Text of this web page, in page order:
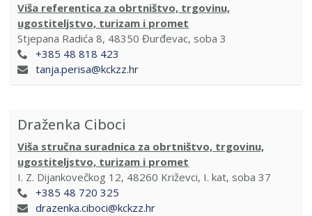
Viša referentica za obrtništvo, trgovinu,
ugostiteljstvo, turizam i promet
Stjepana Radića 8, 48350 Đurđevac, soba 3
+385 48 818 423
tanja.perisa@kckzz.hr
Draženka Ciboci
Viša stručna suradnica za obrtništvo, trgovinu,
ugostiteljstvo, turizam i promet
I. Z. Dijankovečkog 12, 48260 Križevci, I. kat, soba 37
+385 48 720 325
drazenka.ciboci@kckzz.hr